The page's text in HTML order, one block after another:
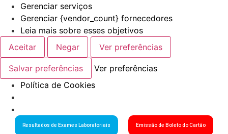
Gerenciar serviços
Gerenciar {vendor_count} fornecedores
Leia mais sobre esses objetivos
Aceitar
Negar Ver preferências
Salvar preferências
Ver preferências
Política de Cookies
Resultados de Exames Laboratoriais Emissão de Boleto do Cartão